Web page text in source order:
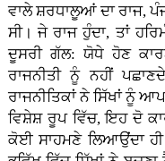
ਵਾਲੇ ਸ਼ਰਧਾਲੂਆਂ ਦਾ ਰਾਜ,
ਸੀ। ਜੇ ਰਾਜ ਹੁੰਦਾ, ਤਾਂ
ਦੂਸਰੀ ਗੱਲ: ਯੋਧੇ ਹੋਣ
ਰਾਜਨੀਤੀ ਨੂੰ ਨਹੀਂ
ਰਾਜਨੀਤਿਕਾਂ ਨੇ ਸਿੱਖਾਂ ਨੂੰ
ਵਿਸ਼ੇਸ਼ ਰੂਪ ਵਿੱਚ, ਇਹ ਦੋ
ਕੋਈ ਸਾਹਮਣੇ ਲਿਆਉਂਦਾ